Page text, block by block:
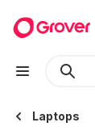
Laptops